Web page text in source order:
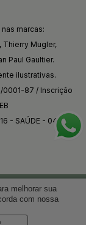
marcas:
Thierry Mugler,
Paul Gaultier.
ilustrativas.
0001-87 / Inscrição
- SAÚDE - 04144-
melhorar sua
com nossa